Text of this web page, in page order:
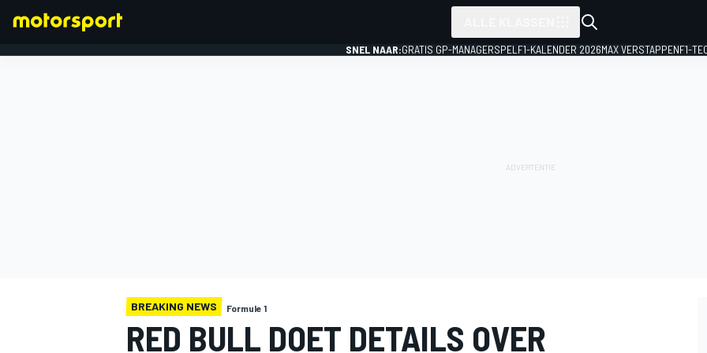
SNEL NAAR:GRATIS GP-MANAGERSPEL F1-KALENDER 2026MAX VERSTAPPENF1-
BREAKING NEWS Formule 1
RED BULL DOET DETAILS OVER